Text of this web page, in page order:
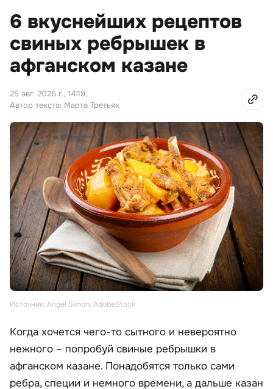
6 вкуснейших рецептов
свиных ребрышек в
афганском казане
25 авг. 2025 г., 14:19;
Автор текста: Марта Третьяк
Источник: Angel Simon, AdobeStock
Когда хочется чего-то сытного и невероятно
нежного – попробуй свиные ребрышки в
афганском казане. Понадобятся только сами
ребра, специи и немного времени, а дальше казан